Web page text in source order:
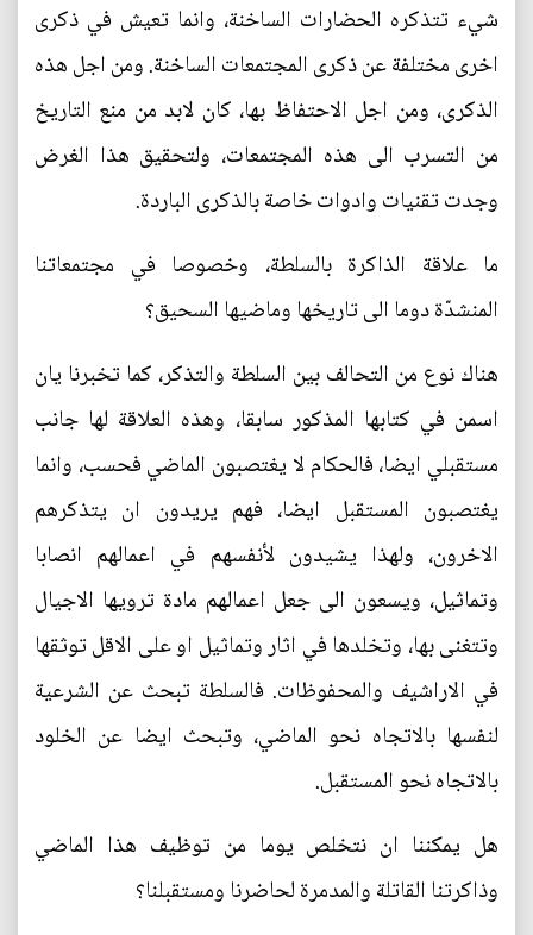
شيء تتذكره الحضارات الساخنة، وانما تعيش في ذكرى
اخرى مختلفة عن ذكرى المجتمعات الساخنة. ومن اجل هذه
الذكرى، ومن اجل الاحتفاظ بها، كان لابد من منع التاريخ
من التسرب الى هذه المجتمعات، ولتحقيق هذا الغرض
وجدت تقنيات وادوات خاصة بالذكرى الباردة.
ما علاقة الذاكرة بالسلطة، وخصوصا في مجتمعاتنا
المنشدّة دوما الى تاريخها وماضيها السحيق؟
هناك نوع من التحالف بين السلطة والتذكر، كما تخبرنا يان
اسمن في كتابها المذكور سابقا، وهذه العلاقة لها جانب
مستقبلي ايضا، فالحكام لا يغتصبون الماضي فحسب، وانما
يغتصبون المستقبل ايضا، فهم يريدون ان يتذكرهم
الاخرون، ولهذا يشيدون لأنفسهم في اعمالهم انصابا
وتماثيل، ويسعون الى جعل اعمالهم مادة ترويها الاجيال
وتتغنى بها، وتخلدها في اثار وتماثيل او على الاقل توثقها
في الاراشيف والمحفوظات. فالسلطة تبحث عن الشرعية
لنفسها بالاتجاه نحو الماضي، وتبحث ايضا عن الخلود
بالاتجاه نحو المستقبل.
هل يمكننا ان نتخلص يوما من توظيف هذا الماضي
وذاكرتنا القاتلة والمدمرة لحاضرنا ومستقبلنا؟